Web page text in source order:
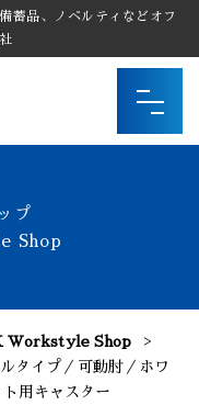
蓄品、ノベルティなどオフ
プ
Shop
Workstyle Shop
タイプ／可動肘／ホワ
用キャスター